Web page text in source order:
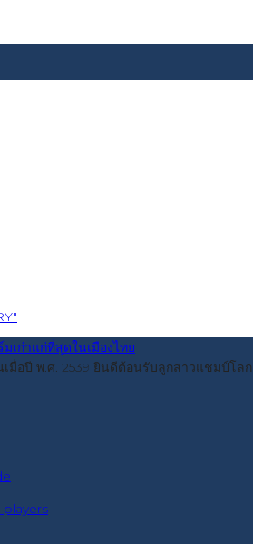
มื่อปี พ.ศ. 2539 ยินดีต้อนรับลูกสาวแชมป์โ